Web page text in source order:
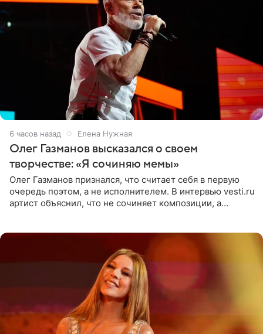
6 часов назад Елена Нужная
Олег Газманов высказался о своем
творчестве: «Я сочиняю мемы»
Олег Газманов признался, что считает себя в первую
очередь поэтом, а не исполнителем. В интервью vesti.ru
артист объяснил, что не сочиняет композиции, а